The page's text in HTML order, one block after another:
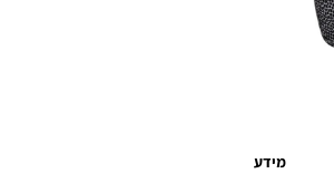
מידע